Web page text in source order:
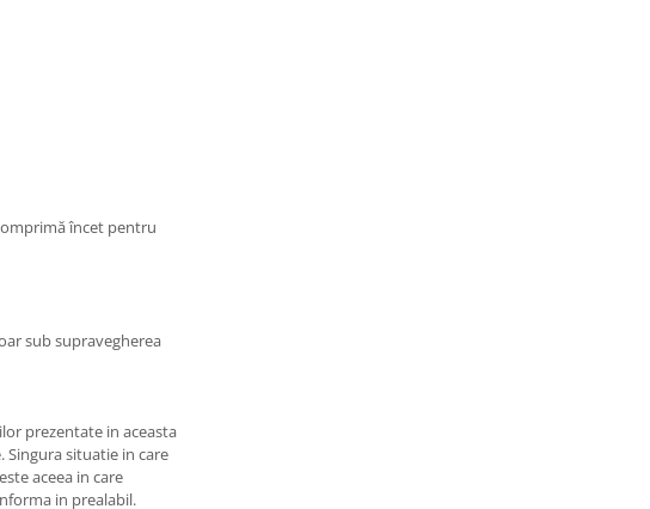
încet pentru
sub supravegherea
prezentate in aceasta
situatie in care
aceea in care
in prealabil.